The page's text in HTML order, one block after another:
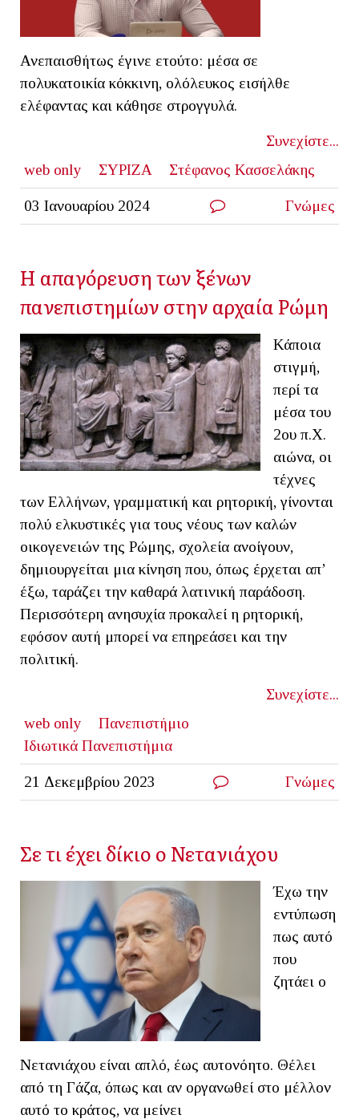
Ανεπαισθήτως έγινε ετούτο: μέσα σε
πολυκατοικία κόκκινη, ολόλευκος εισήλθε
ελέφαντας και κάθησε στρογγυλά.
Συνεχίστε...
web only
ΣΥΡΙΖΑ Στέφανος Κασσελάκης
03 Ιανουαρίου 2024 Γνώμες
Η απαγόρευση των ξένων
πανεπιστημίων στην αρχαία Ρώμη
Κάποια
στιγμή,
περί τα
μέσα του
2ου π.Χ.
αιώνα, οι
τέχνες
των Ελλήνων, γραμματική και ρητορική, γίνονται
πολύ ελκυστικές για τους νέους των καλών
οικογενειών της Ρώμης, σχολεία ανοίγουν,
δημιουργείται μια κίνηση που, όπως έρχεται απ’
έξω, ταράζει την καθαρά λατινική παράδοση.
Περισσότερη ανησυχία προκαλεί η ρητορική,
εφόσον αυτή μπορεί να επηρεάσει και την
πολιτική.
Συνεχίστε...
web only
Πανεπιστήμιο
Ιδιωτικά Πανεπιστήμια
21 Δεκεμβρίου 2023 Γνώμες
Σε τι έχει δίκιο ο Νετανιάχου
Έχω την
εντύπωση
πως αυτό
που
ζητάει ο
Νετανιάχου είναι απλό, έως αυτονόητο. Θέλει
από τη Γάζα, όπως και αν οργανωθεί στο μέλλον
αυτό το κράτος, να μείνει